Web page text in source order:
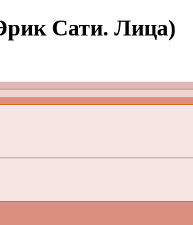
Сати. Лица)